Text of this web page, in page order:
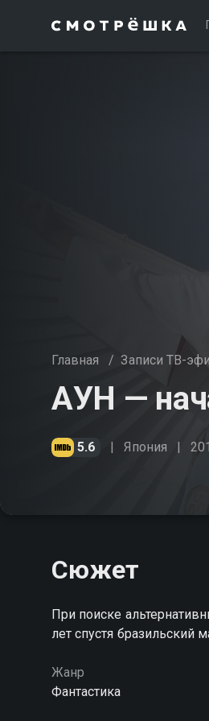
Главная / Записи ТВ-
АУН —
5.6 Япония
Сюжет
При поиске
лет спустя бразильский
Жанр
Фантастика